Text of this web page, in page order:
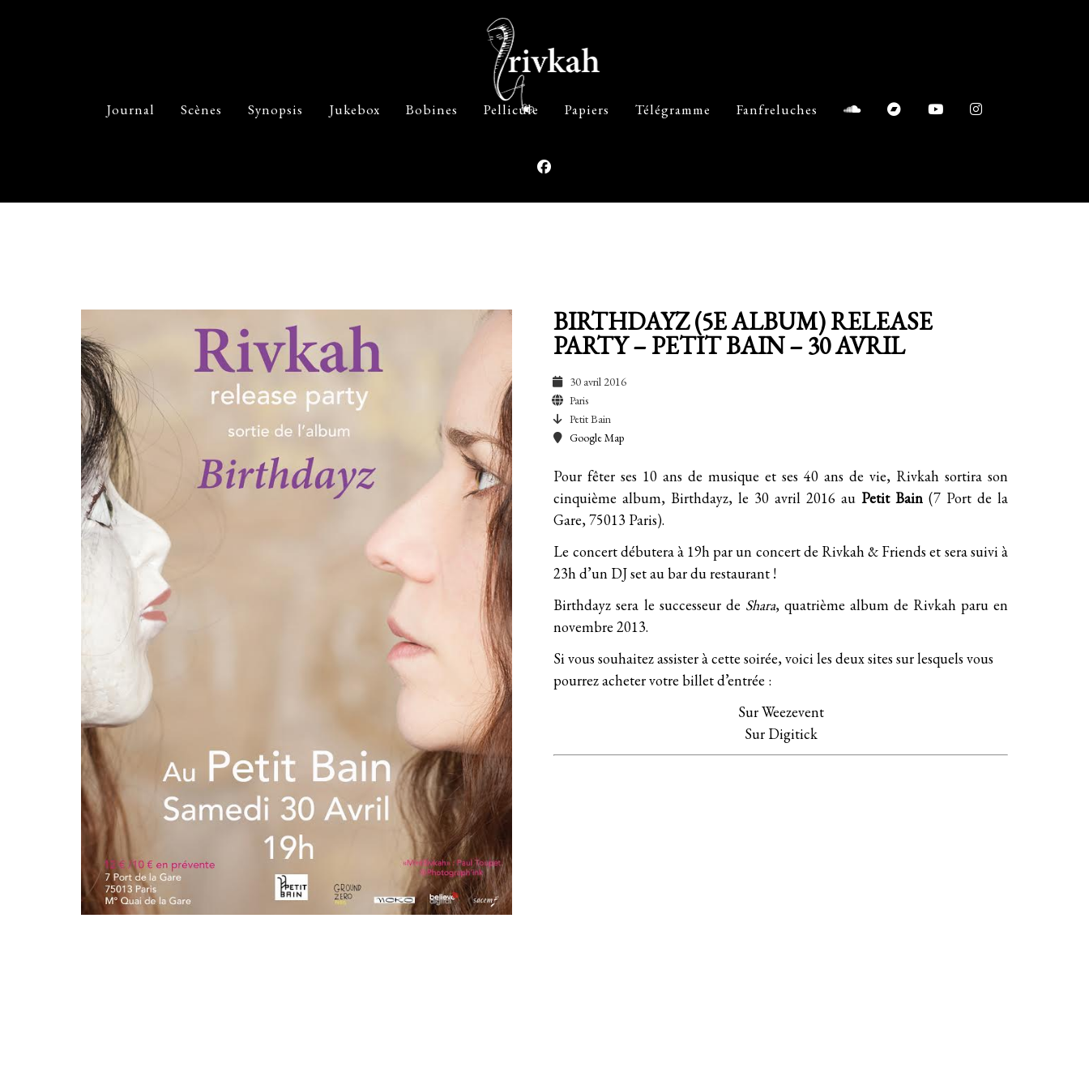
Journal Scènes Synopsis Jukebox Bobines Pellicule Papiers Télégramme Fanfreluches
BIRTHDAYZ (5E ALBUM) RELEASE
PARTY – PETIT BAIN – 30 AVRIL
30 avril 2016
Paris
Petit Bain
Google Map
Pour fêter ses 10 ans de musique et ses 40 ans de vie, Rivkah sortira son
cinquième album, Birthdayz, le 30 avril 2016 auPetit Bain (7 Port de la
Gare, 75013 Paris).
Le concert débutera à 19h par un concert de Rivkah & Friends et sera suivi à
23h d’un DJ set au bar du restaurant !
Birthdayz sera le successeur de Shara, quatrième album de Rivkah paru en
novembre 2013.
Si vous souhaitez assister à cette soirée, voici les deux sites sur lesquels vous
pourrez acheter votre billet d’entrée :
Sur Weezevent
Sur Digitick